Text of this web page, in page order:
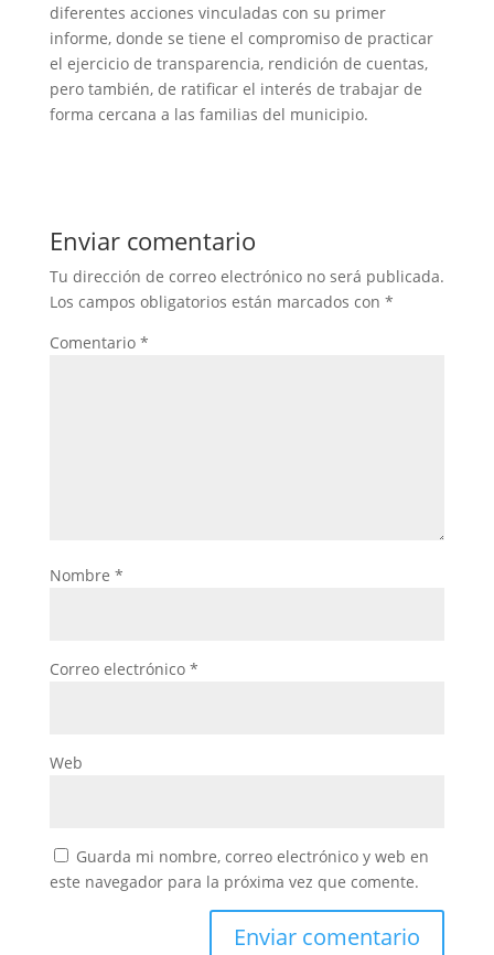
diferentes acciones vinculadas con su primer
informe, donde se tiene el compromiso de practicar
el ejercicio de transparencia, rendición de cuentas,
pero también, de ratificar el interés de trabajar de
forma cercana a las familias del municipio.
Enviar comentario
Tu dirección de correo electrónico no será publicada.
Los campos obligatorios están marcados con *
Comentario *
Nombre *
Correo electrónico *
Web
Guarda mi nombre, correo electrónico y web en
este navegador para la próxima vez que comente.